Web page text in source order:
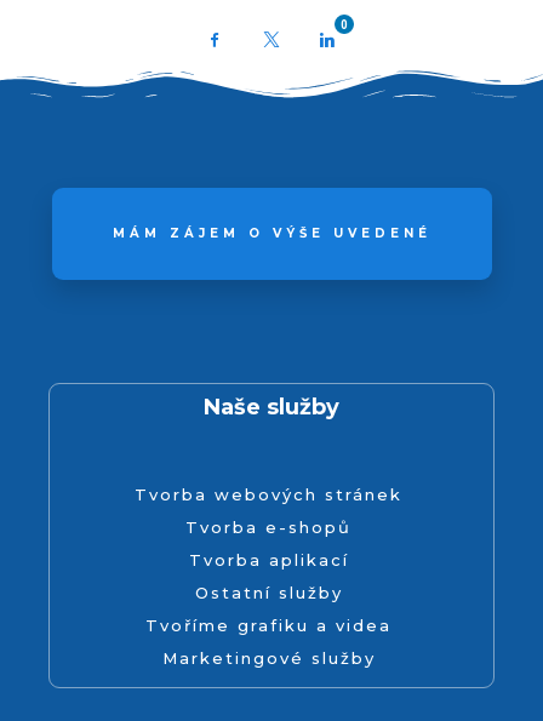
Facebook
0
MÁM ZÁJEM O VÝŠE UVEDENÉ
Naše služby
Tvorba webových stránek
Tvorba e-shopů
Tvorba aplikací
Ostatní služby
Tvoříme grafiku a videa
Marketingové služby